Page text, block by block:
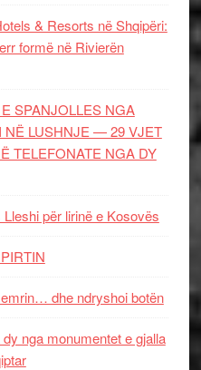
& Resorts në Shqipëri:
formë në Rivierën
SPANJOLLES NGA
NË LUSHNJE — 29 VJET
TELEFONATE NGA DY
për lirinë e Kosovës
dhe ndryshoi botën
nga monumentet e gjalla